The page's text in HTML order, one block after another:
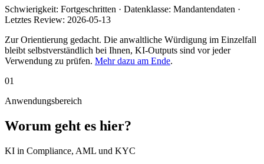
Schwierigkeit: Fortgeschritten · Datenklasse: Mandantendaten ·
Letztes Review: 2026-05-13
Zur Orientierung gedacht. Die anwaltliche Würdigung im Einzelfall
bleibt selbstverständlich bei Ihnen, KI-Outputs sind vor jeder
Verwendung zu prüfen. Mehr dazu am Ende.
01
Anwendungsbereich
Worum geht es hier?
KI in Compliance, AML und KYC